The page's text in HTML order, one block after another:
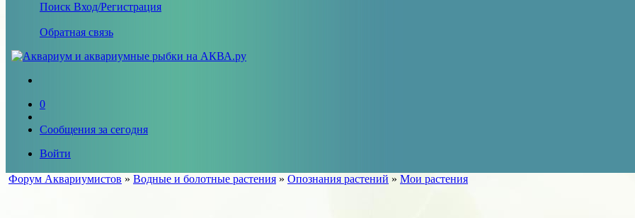
Поиск Вход/Регистрация
Обратная связь
0
Сообщения за сегодня
Войти
Форум Аквариумистов » Водные и болотные растения » Опознания растений » Мои растения